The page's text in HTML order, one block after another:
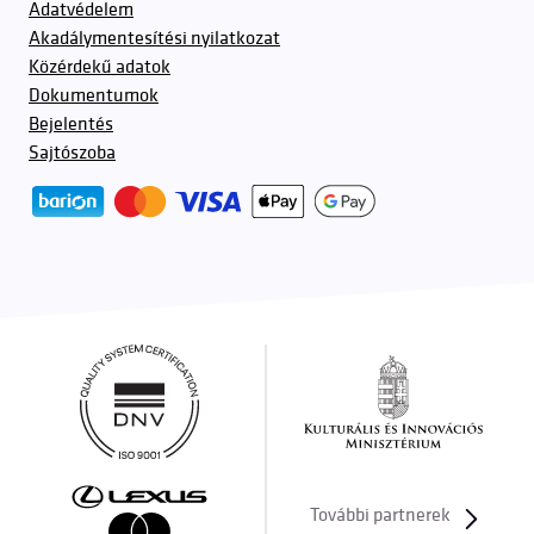
Adatvédelem
Akadálymentesítési nyilatkozat
Közérdekű adatok
Dokumentumok
Bejelentés
Sajtószoba
További partnerek